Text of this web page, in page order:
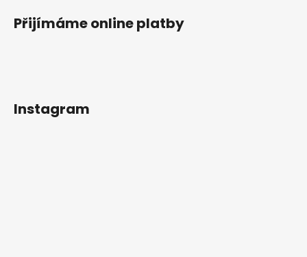
Přijímáme online platby
Instagram